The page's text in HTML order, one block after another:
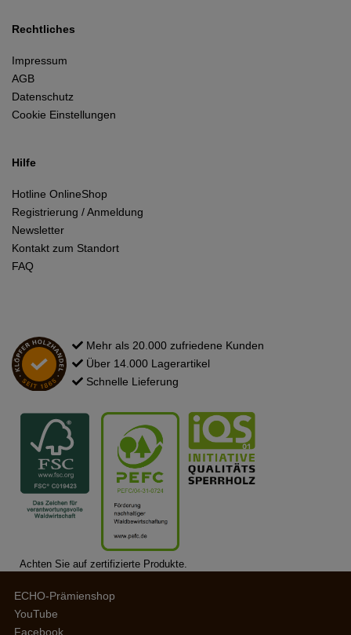
Rechtliches
Impressum
AGB
Datenschutz
Cookie Einstellungen
Hilfe
Hotline OnlineShop
Registrierung / Anmeldung
Newsletter
Kontakt zum Standort
FAQ
Mehr als 20.000 zufriedene Kunden
Über 14.000 Lagerartikel
Schnelle Lieferung
Achten Sie auf zertifizierte Produkte.
ECHO-Prämienshop
YouTube
Facebook